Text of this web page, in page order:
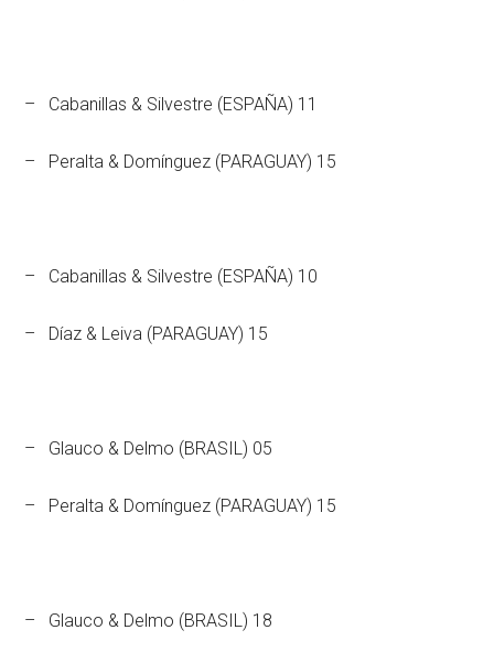
– Cabanillas & Silvestre (ESPAÑA) 11
– Peralta & Domínguez (PARAGUAY) 15
– Cabanillas & Silvestre (ESPAÑA) 10
– Díaz & Leiva (PARAGUAY) 15
– Glauco & Delmo (BRASIL) 05
– Peralta & Domínguez (PARAGUAY) 15
– Glauco & Delmo (BRASIL) 18